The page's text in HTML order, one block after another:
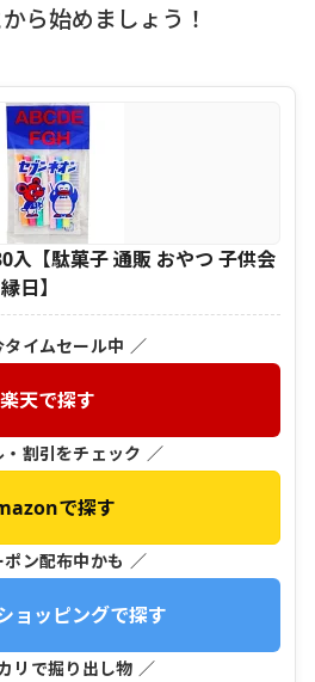
ら始めましょう！
入【駄菓子 通販 おやつ 子供会
日】
タイムセール中 ／
楽天で探す
割引をチェック ／
で探す
ポン配布中かも ／
ョッピングで探す
リで掘り出し物 ／